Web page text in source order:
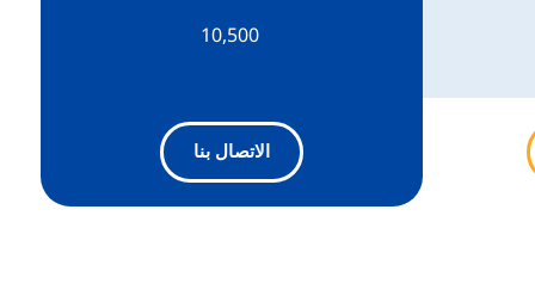
10,500
الاتصال بنا